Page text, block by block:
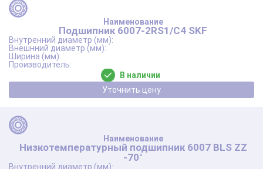
Подшипник 6007-2RS1/C4 SKF
В наличии
Уточнить цену
Низкотемпературный подшипник 6007 BLS ZZ
-70°